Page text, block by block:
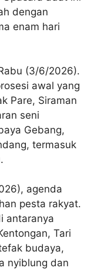
dengan
enam hari
(3/6/2026).
awal yang
Pare, Siraman
seni
Gebang,
termasuk
agenda
pesta rakyat.
antaranya
Tari
budaya,
nyiblung dan